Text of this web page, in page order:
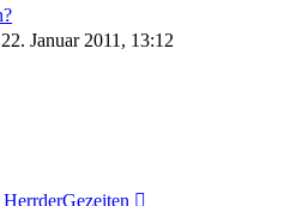
Januar 2011, 13:12
HerrderGezeiten